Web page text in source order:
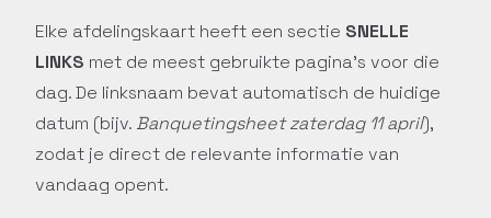
Elke afdelingskaart heeft een sectie SNELLE
LINKS met de meest gebruikte pagina's voor die
dag. De linksnaam bevat automatisch de huidige
datum (bijv. Banquetingsheet zaterdag 11 april),
zodat je direct de relevante informatie van
vandaag opent.